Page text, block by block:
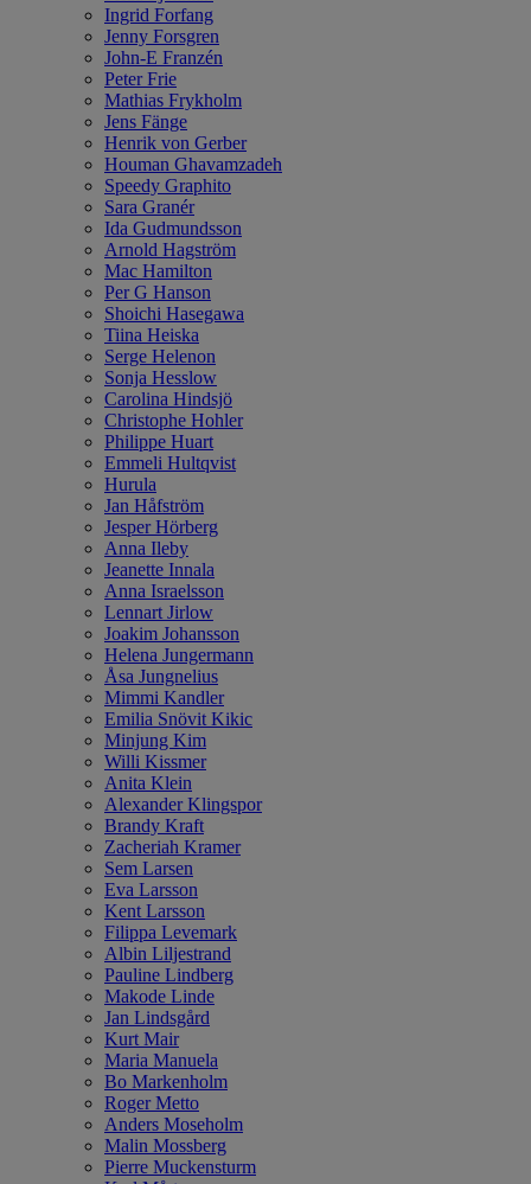
Ingrid Forfang
Jenny Forsgren
John-E Franzén
Peter Frie
Mathias Frykholm
Jens Fänge
Henrik von Gerber
Houman Ghavamzadeh
Speedy Graphito
Sara Granér
Ida Gudmundsson
Arnold Hagström
Mac Hamilton
Per G Hanson
Shoichi Hasegawa
Tiina Heiska
Serge Helenon
Sonja Hesslow
Carolina Hindsjö
Christophe Hohler
Philippe Huart
Emmeli Hultqvist
Hurula
Jan Håfström
Jesper Hörberg
Anna Ileby
Jeanette Innala
Anna Israelsson
Lennart Jirlow
Joakim Johansson
Helena Jungermann
Åsa Jungnelius
Mimmi Kandler
Emilia Snövit Kikic
Minjung Kim
Willi Kissmer
Anita Klein
Alexander Klingspor
Brandy Kraft
Zacheriah Kramer
Sem Larsen
Eva Larsson
Kent Larsson
Filippa Levemark
Albin Liljestrand
Pauline Lindberg
Makode Linde
Jan Lindsgård
Kurt Mair
Maria Manuela
Bo Markenholm
Roger Metto
Anders Moseholm
Malin Mossberg
Pierre Muckensturm